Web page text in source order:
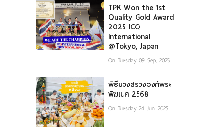
TPK Won the 1st
Quality Gold Award
2025 ICQ
International
@Tokyo, Japan
On Tuesday 09 Sep, 2025
พิธีบวงสรวงองค์พระ
พิฆเนศ 2568
On Tuesday 24 Jun, 2025